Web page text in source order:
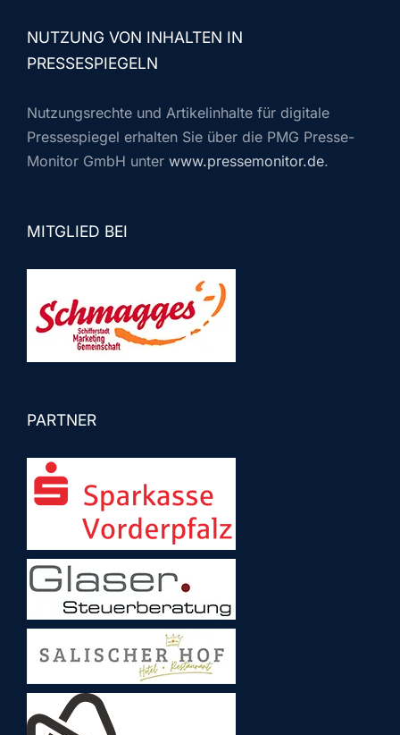
NUTZUNG VON INHALTEN IN
PRESSESPIEGELN
Nutzungsrechte und Artikelinhalte für digitale
Pressespiegel erhalten Sie über die PMG Presse-
Monitor GmbH unter www.pressemonitor.de.
MITGLIED BEI
PARTNER